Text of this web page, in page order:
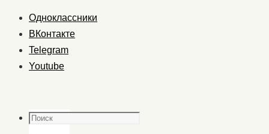
Одноклассники
ВКонтакте
Telegram
Youtube
Поиск